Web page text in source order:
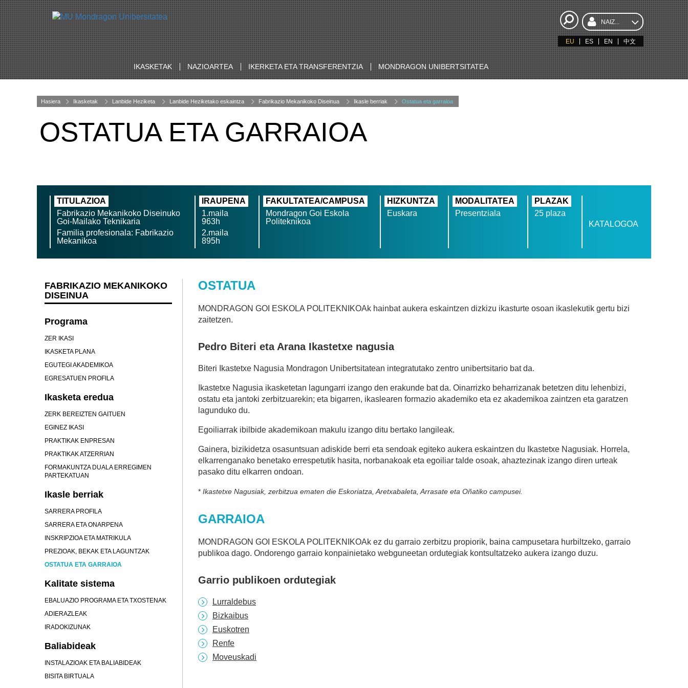
NAIZ...
EU ES EN 中文
IKASKETAK NAZIOARTEA IKERKETA ETA TRANSFERENTZIA MONDRAGON UNIBERTSITATEA
Hasiera Ikasketak Lanbide Heziketa Lanbide Heziketako eskaintza Fabrikazio Mekanikoko Diseinua Ikasle berriak Ostatua eta garraioa
OSTATUA ETA GARRAIOA
TITULAZIOA
Fabrikazio Mekanikoko Diseinuko
Goi-Mailako Teknikaria
Familia profesionala: Fabrikazio
Mekanikoa
IRAUPENA
1.maila
963h
2.maila
895h
FAKULTATEA/CAMPUSA
Mondragon Goi Eskola
Politeknikoa
HIZKUNTZA
Euskara
MODALITATEA
Presentziala
PLAZAK
25 plaza
KATALOGOA
OSTATUA
MONDRAGON GOI ESKOLA POLITEKNIKOAk hainbat aukera eskaintzen dizkizu ikasturte osoan ikaslekutik gertu bizi
zaitetzen.
Pedro Biteri eta Arana Ikastetxe nagusia
Biteri Ikastetxe Nagusia Mondragon Unibertsitatean integratutako zentro unibertsitario bat da.
Ikastetxe Nagusia ikasketetan lagungarri izango den erakunde bat da. Oinarrizko beharrizanak betetzen ditu lehenbizi,
ostatu eta jantoki zerbitzuarekin; eta bigarren, ikaslearen formazio akademiko eta ez akademikoa zaintzen eta garatzen
lagunduko du.
Egoiliarrak ibilbide akademikoan makulu izango ditu bertako langileak.
Gainera, bizikidetza osasuntsuan adiskide berri eta sendoak egiteko aukera eskaintzen du Ikastetxe Nagusiak. Horrela,
elkarrenganako benetako errespetutik hasita, norbanakoak eta egoiliar talde osoak, ahaztezinak izango diren urteak
pasako ditu elkarren ondoan.
* Ikastetxe Nagusiak, zerbitzua ematen die Eskoriatza, Aretxabaleta, Arrasate eta Oñatiko campusei.
GARRAIOA
MONDRAGON GOI ESKOLA POLITEKNIKOAk ez du garraio zerbitzu propiorik, baina campusetara hurbiltzeko, garraio
publikoa dago. Ondorengo garraio konpainietako webguneetan ordutegiak kontsultatzeko aukera izango duzu.
Garrio publikoen ordutegiak
Lurraldebus
Bizkaibus
Euskotren
Renfe
Moveuskadi
FABRIKAZIO MEKANIKOKO
DISEINUA
Programa
ZER IKASI
IKASKETA PLANA
EGUTEGI AKADEMIKOA
EGRESATUEN PROFILA
Ikasketa eredua
ZERK BEREIZTEN GAITUEN
EGINEZ IKASI
PRAKTIKAK ENPRESAN
PRAKTIKAK ATZERRIAN
FORMAKUNTZA DUALA ERREGIMEN
PARTEKATUAN
Ikasle berriak
SARRERA PROFILA
SARRERA ETA ONARPENA
INSKRIPZIOA ETA MATRIKULA
PREZIOAK, BEKAK ETA LAGUNTZAK
OSTATUA ETA GARRAIOA
Kalitate sistema
EBALUAZIO PROGRAMA ETA TXOSTENAK
ADIERAZLEAK
IRADOKIZUNAK
Baliabideak
INSTALAZIOAK ETA BALIABIDEAK
BISITA BIRTUALA